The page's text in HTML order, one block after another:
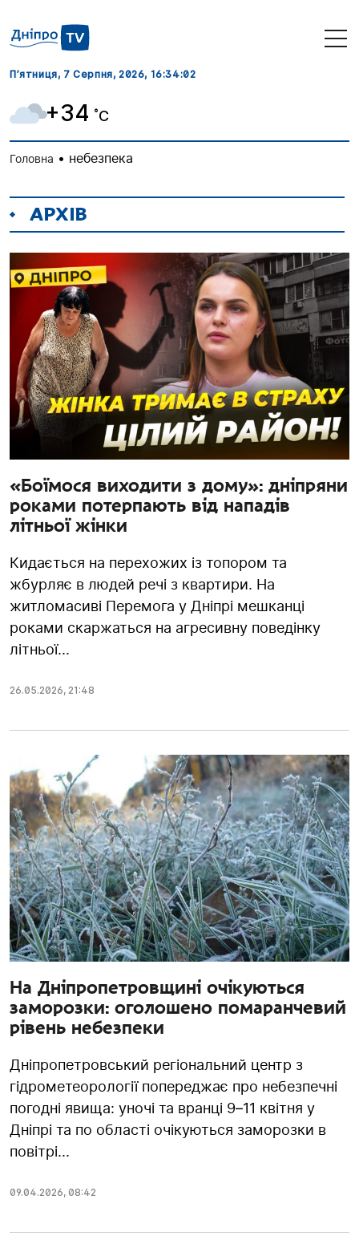
П’ятниця, 7 Серпня, 2026, 16:34:03
+34 ˚C
Головна • небезпека
АРХІВ
«Боїмося виходити з дому»: дніпряни
роками потерпають від нападів
літньої жінки
Кидається на перехожих із топором та
жбурляє в людей речі з квартири. На
житломасиві Перемога у Дніпрі мешканці
роками скаржаться на агресивну поведінку
літньої...
26.05.2026, 21:48
На Дніпропетровщині очікуються
заморозки: оголошено помаранчевий
рівень небезпеки
Дніпропетровський регіональний центр з
гідрометеорології попереджає про небезпечні
погодні явища: уночі та вранці 9–11 квітня у
Дніпрі та по області очікуються заморозки в
повітрі...
09.04.2026, 08:42